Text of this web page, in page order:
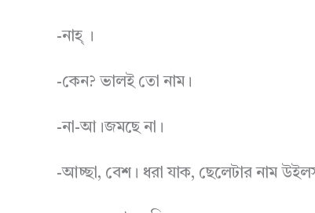
-নাহ্ ।
-কেন? ভালই তো নাম।
-না-আ।জমছে না।
-আচ্ছা, বেশ। ধরা যাক, ছেলেটার নাম